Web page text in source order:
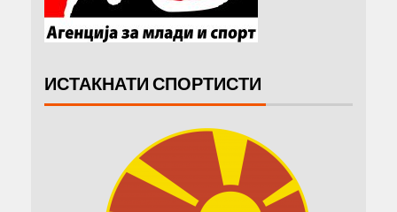
ИСТАКНАТИ СПОРТИСТИ